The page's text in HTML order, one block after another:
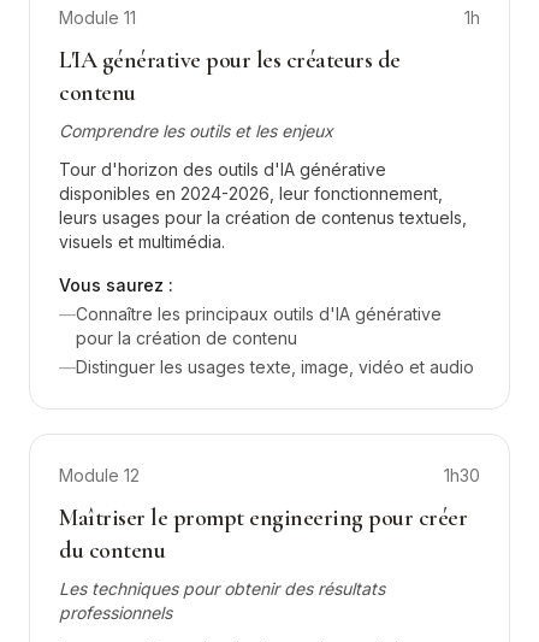
Module 11 1h
L'IA générative pour les créateurs de
contenu
Comprendre les outils et les enjeux
Tour d'horizon des outils d'IA générative
disponibles en 2024-2026, leur fonctionnement,
leurs usages pour la création de contenus textuels,
visuels et multimédia.
Vous saurez :
—Connaître les principaux outils d'IA générative
pour la création de contenu
—Distinguer les usages texte, image, vidéo et audio
Module 12 1h30
Maîtriser le prompt engineering pour créer
du contenu
Les techniques pour obtenir des résultats
professionnels